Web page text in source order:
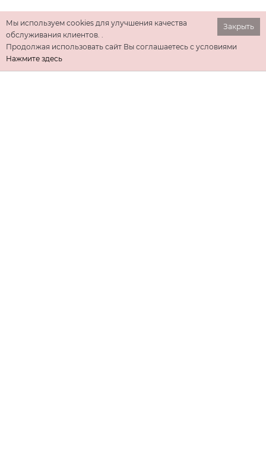
Закрыть
Мы используем cookies для улучшения качества
обслуживания клиентов. .
Продолжая использовать сайт Вы соглашаетесь с условиями
Нажмите здесь